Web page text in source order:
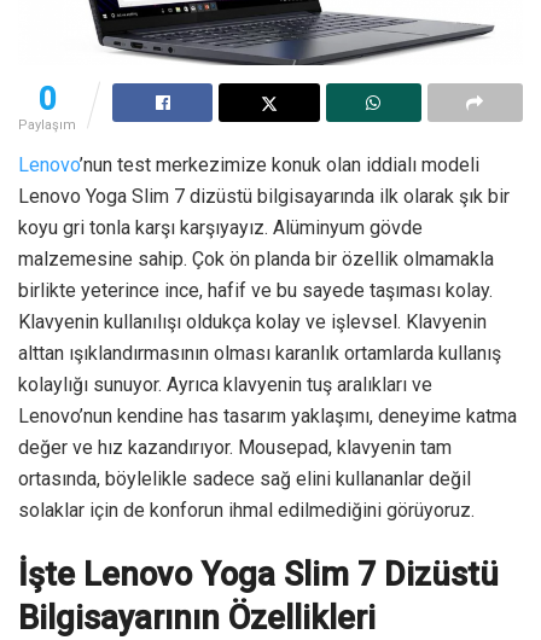
0
Paylaşım
Lenovo’nun test merkezimize konuk olan iddialı modeli
Lenovo Yoga Slim 7 dizüstü bilgisayarında ilk olarak şık bir
koyu gri tonla karşı karşıyayız. Alüminyum gövde
malzemesine sahip. Çok ön planda bir özellik olmamakla
birlikte yeterince ince, hafif ve bu sayede taşıması kolay.
Klavyenin kullanılışı oldukça kolay ve işlevsel. Klavyenin
alttan ışıklandırmasının olması karanlık ortamlarda kullanış
kolaylığı sunuyor. Ayrıca klavyenin tuş aralıkları ve
Lenovo’nun kendine has tasarım yaklaşımı, deneyime katma
değer ve hız kazandırıyor. Mousepad, klavyenin tam
ortasında, böylelikle sadece sağ elini kullananlar değil
solaklar için de konforun ihmal edilmediğini görüyoruz.
İşte Lenovo Yoga Slim 7 Dizüstü
Bilgisayarının Özellikleri